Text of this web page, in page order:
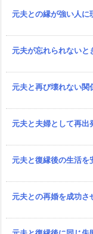
元夫との縁が強い人に
元夫が忘れられないと
元夫と再び壊れない関
元夫と夫婦として再出
元夫と復縁後の生活を
元夫との再婚を成功さ